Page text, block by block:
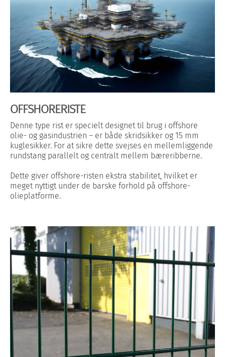
OFFSHORERISTE
Denne type rist er specielt designet til brug i offshore
olie- og gasindustrien – er både skridsikker og 15 mm
kuglesikker. For at sikre dette svejses en mellemliggende
rundstang parallelt og centralt mellem bæreribberne.
Dette giver offshore-risten ekstra stabilitet, hvilket er
meget nyttigt under de barske forhold på offshore-
olieplatforme.